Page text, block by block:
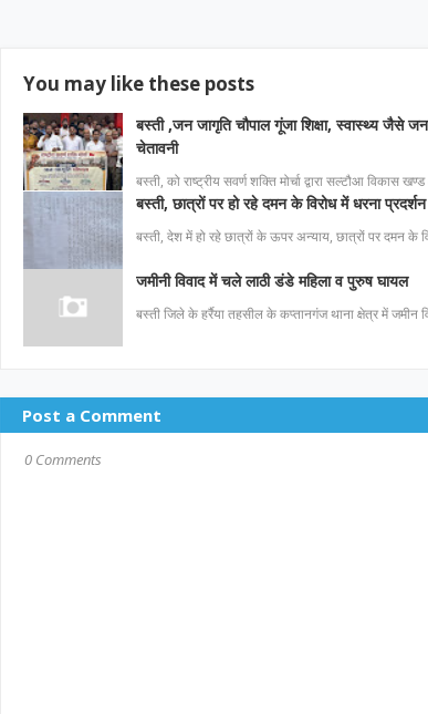
You may like these posts
बस्ती ,जन जागृति चौपाल गूंजा शिक्षा, स्वास्थ्य जैसे
चेतावनी
बस्ती, को राष्ट्रीय सवर्ण शक्ति मोर्चा द्वारा सल्टौआ विकास
बस्ती, छात्रों पर हो रहे दमन के विरोध में धरना प्रदर्शन
बस्ती, देश में हो रहे छात्रों के ऊपर अन्याय, छात्रों पर दमन के
जमीनी विवाद में चले लाठी डंडे महिला व पुरुष घायल
बस्ती जिले के हर्रैया तहसील के कप्तानगंज थाना क्षेत्र में जमीन
Post a Comment
0 Comments